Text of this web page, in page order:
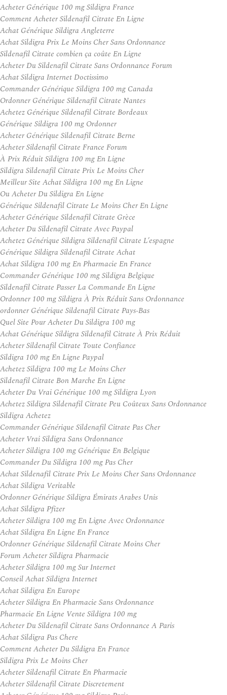
Acheter Générique 100 mg Sildigra France
Comment Acheter Sildenafil Citrate En Ligne
Achat Générique Sildigra Angleterre
Achat Sildigra Prix Le Moins Cher Sans Ordonnance
Sildenafil Citrate combien ça coûte En Ligne
Acheter Du Sildenafil Citrate Sans Ordonnance Forum
Achat Sildigra Internet Doctissimo
Commander Générique Sildigra 100 mg Canada
Ordonner Générique Sildenafil Citrate Nantes
Achetez Générique Sildenafil Citrate Bordeaux
Générique Sildigra 100 mg Ordonner
Acheter Générique Sildenafil Citrate Berne
Acheter Sildenafil Citrate France Forum
À Prix Réduit Sildigra 100 mg En Ligne
Sildigra Sildenafil Citrate Prix Le Moins Cher
Meilleur Site Achat Sildigra 100 mg En Ligne
Ou Acheter Du Sildigra En Ligne
Générique Sildenafil Citrate Le Moins Cher En Ligne
Acheter Générique Sildenafil Citrate Grèce
Acheter Du Sildenafil Citrate Avec Paypal
Achetez Générique Sildigra Sildenafil Citrate L’espagne
Générique Sildigra Sildenafil Citrate Achat
Achat Sildigra 100 mg En Pharmacie En France
Commander Générique 100 mg Sildigra Belgique
Sildenafil Citrate Passer La Commande En Ligne
Ordonner 100 mg Sildigra À Prix Réduit Sans Ordonnance
ordonner Générique Sildenafil Citrate Pays-Bas
Quel Site Pour Acheter Du Sildigra 100 mg
Achat Générique Sildigra Sildenafil Citrate À Prix Réduit
Acheter Sildenafil Citrate Toute Confiance
Sildigra 100 mg En Ligne Paypal
Achetez Sildigra 100 mg Le Moins Cher
Sildenafil Citrate Bon Marche En Ligne
Acheter Du Vrai Générique 100 mg Sildigra Lyon
Achetez Sildigra Sildenafil Citrate Peu Coûteux Sans Ordonnance
Sildigra Achetez
Commander Générique Sildenafil Citrate Pas Cher
Acheter Vrai Sildigra Sans Ordonnance
Acheter Sildigra 100 mg Générique En Belgique
Commander Du Sildigra 100 mg Pas Cher
Achat Sildenafil Citrate Prix Le Moins Cher Sans Ordonnance
Achat Sildigra Veritable
Ordonner Générique Sildigra Émirats Arabes Unis
Achat Sildigra Pfizer
Acheter Sildigra 100 mg En Ligne Avec Ordonnance
Achat Sildigra En Ligne En France
Ordonner Générique Sildenafil Citrate Moins Cher
Forum Acheter Sildigra Pharmacie
Acheter Sildigra 100 mg Sur Internet
Conseil Achat Sildigra Internet
Achat Sildigra En Europe
Acheter Sildigra En Pharmacie Sans Ordonnance
Pharmacie En Ligne Vente Sildigra 100 mg
Acheter Du Sildenafil Citrate Sans Ordonnance A Paris
Achat Sildigra Pas Chere
Comment Acheter Du Sildigra En France
Sildigra Prix Le Moins Cher
Acheter Sildenafil Citrate En Pharmacie
Acheter Sildenafil Citrate Discretement